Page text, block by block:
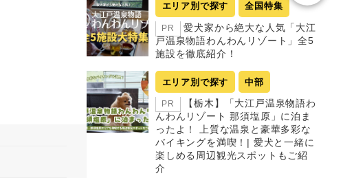
エリア別で探す 全国特集
PR
愛犬家から絶大な人気「大江
戸温泉物語わんわんリゾート」全5
施設を徹底紹介！
エリア別で探す 中部
PR
【栃木】「大江戸温泉物語わ
んわんリゾート 那須塩原」に泊ま
ったよ！ 上質な温泉と豪華多彩な
バイキングを満喫！| 愛犬と一緒に
楽しめる周辺観光スポットもご紹
介